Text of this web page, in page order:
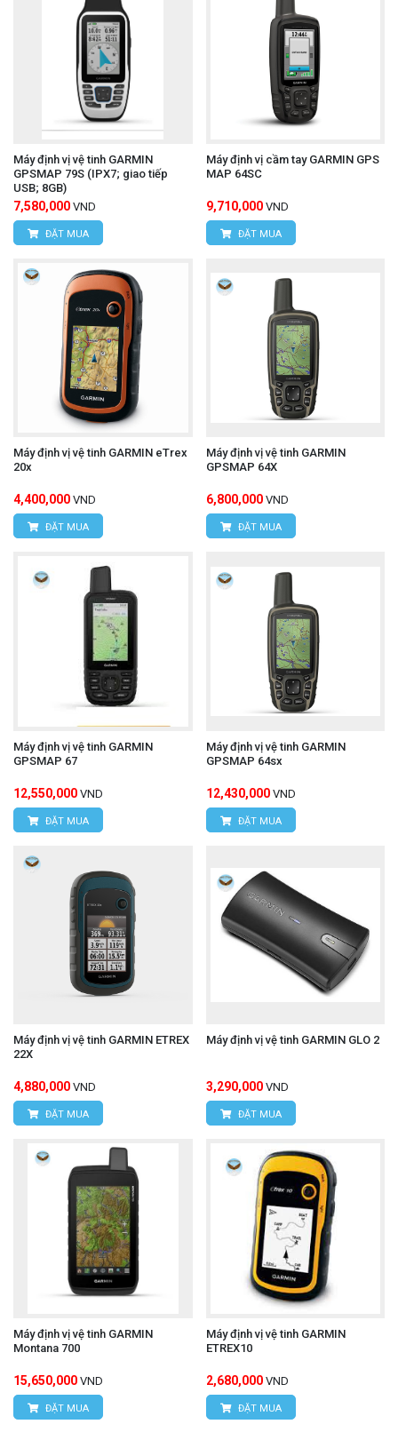
Máy định vị vệ tinh GARMIN
GPSMAP 79S (IPX7; giao tiếp
USB; 8GB)
7,580,000 VND
ĐẶT MUA
Máy định vị cầm tay GARMIN GPS
MAP 64SC
9,710,000 VND
ĐẶT MUA
Máy định vị vệ tinh GARMIN eTrex
20x
4,400,000 VND
ĐẶT MUA
Máy định vị vệ tinh GARMIN
GPSMAP 64X
6,800,000 VND
ĐẶT MUA
Máy định vị vệ tinh GARMIN
GPSMAP 67
12,550,000 VND
ĐẶT MUA
Máy định vị vệ tinh GARMIN
GPSMAP 64sx
12,430,000 VND
ĐẶT MUA
Máy định vị vệ tinh GARMIN ETREX
22X
4,880,000 VND
ĐẶT MUA
Máy định vị vệ tinh GARMIN GLO 2
3,290,000 VND
ĐẶT MUA
Máy định vị vệ tinh GARMIN
Montana 700
15,650,000 VND
ĐẶT MUA
Máy định vị vệ tinh GARMIN
ETREX10
2,680,000 VND
ĐẶT MUA